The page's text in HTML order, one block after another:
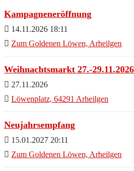
Kampagneneröffnung
14.11.2026 18:11
Zum Goldenen Löwen, Arheilgen
Weihnachtsmarkt 27.-29.11.2026
27.11.2026
Löwenplatz, 64291 Arheilgen
Neujahrsempfang
15.01.2027 20:11
Zum Goldenen Löwen, Arheilgen